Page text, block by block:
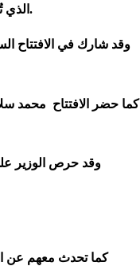
افتتح شريف فتحي، وزير السياحة والآثار الجناح المصري المشارك في المعرض السياحي الدولي COTTM الذي تُقام فعالياته حالياً بالعاصمة الصينية بكين.
وقد شارك في الافتتاح
كما حضر الافتتاح محمد
وقد حرص الوزير
كما تحدث معهم عن